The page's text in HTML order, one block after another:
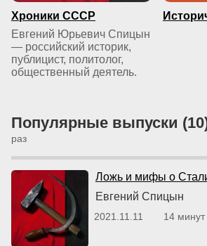
Хроники СССР
Евгений Юрьевич Спицын
— российский историк,
публицист, политолог,
общественный деятель.
Популярные выпуски
раз
Ложь и мифы о
Евгений Спицын
2021.11.11 14 минут